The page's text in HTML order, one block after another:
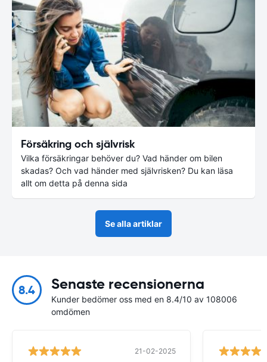
Försäkring och självrisk
Vilka försäkringar behöver du? Vad händer om bilen
skadas? Och vad händer med självrisken? Du kan läsa
allt om detta på denna sida
Se alla artiklar
8.4 Senaste recensionerna
Kunder bedömer oss med en 8.4/10 av 108006
omdömen
21-02-2025